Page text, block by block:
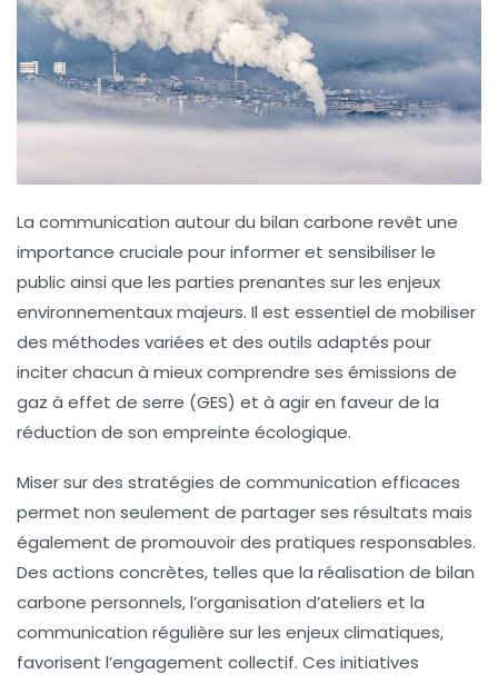
La communication autour du bilan carbone revêt une
importance cruciale pourinformeret sensibiliserle
public ainsi que les parties prenantes sur les enjeux
environnementaux majeurs. Il est essentiel de mobiliser
des méthodes variées et des outils adaptés pour
inciter chacun à mieux comprendre ses émissions de
gaz à effet de serre (GES) et à agir en faveur de la
réduction de son empreinte écologique.
Miser sur des stratégies de communication efficaces
permet non seulement de partager ses résultats mais
également de promouvoir des pratiques responsables.
Des actions concrètes, telles que la réalisation de bilan
carbone personnels, l’organisation d’ateliers et la
communication régulière sur les enjeux climatiques,
favorisent l’engagement collectif. Ces initiatives